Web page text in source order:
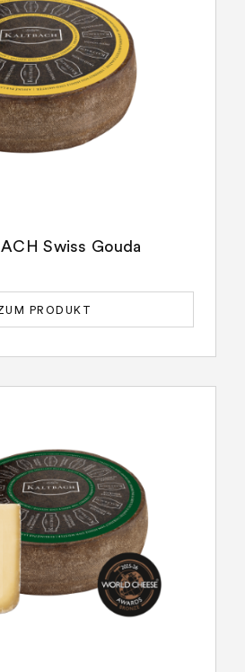
Swiss Gouda
PRODUKT